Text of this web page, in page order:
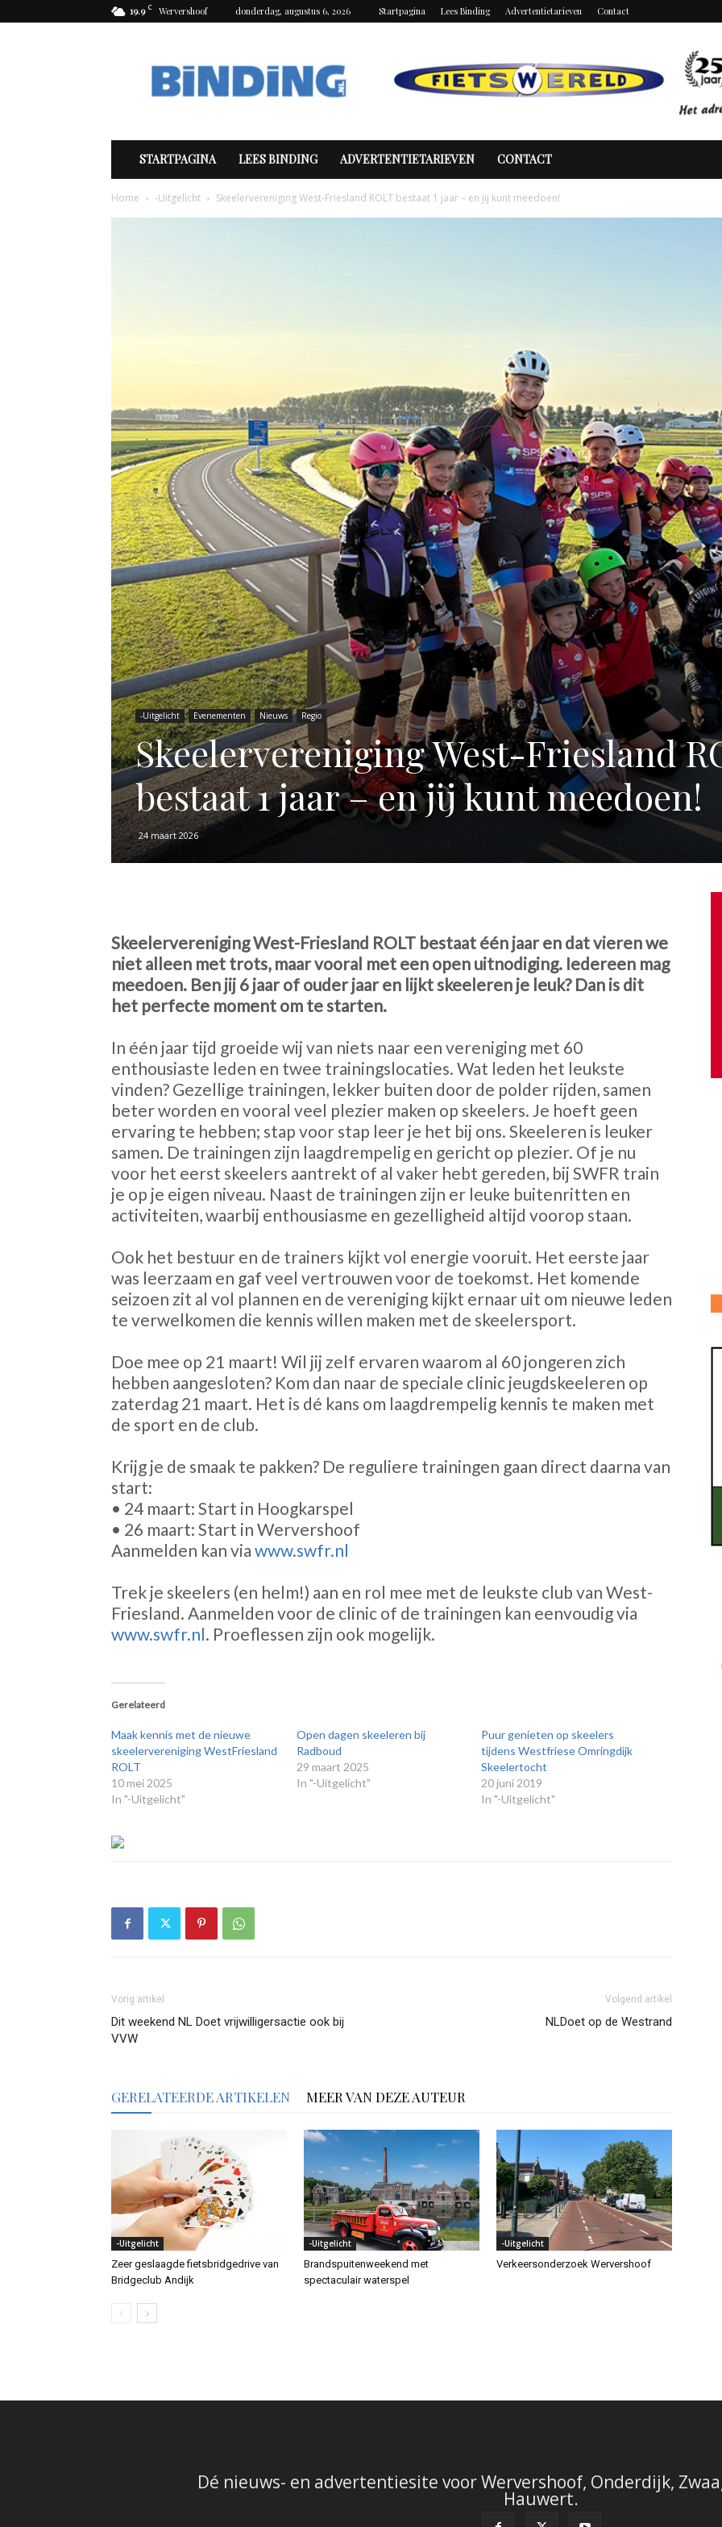
19.9 C Wervershoof donderdag, augustus 6, 2026 Startpagina Lees Binding Advertentietarieven Contact
STARTPAGINA LEES BINDING ADVERTENTIETARIEVEN CONTACT
Home -Uitgelicht Skeelervereniging West-Friesland ROLT bestaat 1 jaar – en jij kunt meedoen!
-Uitgelicht Evenementen Nieuws Regio
Skeelervereniging West-Friesland
bestaat 1 jaar – en jij kunt meedoen!
24 maart 2026
Skeelervereniging West-Friesland ROLT bestaat één jaar en dat vieren we
niet alleen met trots, maar vooral met een open uitnodiging. Iedereen mag
meedoen. Ben jij 6 jaar of ouder jaar en lijkt skeeleren je leuk? Dan is dit
het perfecte moment om te starten.
In één jaar tijd groeide wij van niets naar een vereniging met 60
enthousiaste leden en twee trainingslocaties. Wat leden het leukste
vinden? Gezellige trainingen, lekker buiten door de polder rijden, samen
beter worden en vooral veel plezier maken op skeelers. Je hoeft geen
ervaring te hebben; stap voor stap leer je het bij ons. Skeeleren is leuker
samen. De trainingen zijn laagdrempelig en gericht op plezier. Of je nu
voor het eerst skeelers aantrekt of al vaker hebt gereden, bij SWFR train
je op je eigen niveau. Naast de trainingen zijn er leuke buitenritten en
activiteiten, waarbij enthousiasme en gezelligheid altijd voorop staan.
Ook het bestuur en de trainers kijkt vol energie vooruit. Het eerste jaar
was leerzaam en gaf veel vertrouwen voor de toekomst. Het komende
seizoen zit al vol plannen en de vereniging kijkt ernaar uit om nieuwe leden
te verwelkomen die kennis willen maken met de skeelersport.
Doe mee op 21 maart! Wil jij zelf ervaren waarom al 60 jongeren zich
hebben aangesloten? Kom dan naar de speciale clinic jeugdskeeleren op
zaterdag 21 maart. Het is dé kans om laagdrempelig kennis te maken met
de sport en de club.
Krijg je de smaak te pakken? De reguliere trainingen gaan direct daarna van
start:
• 24 maart: Start in Hoogkarspel
• 26 maart: Start in Wervershoof
Aanmelden kan via www.swfr.nl
Trek je skeelers (en helm!) aan en rol mee met de leukste club van West-
Friesland. Aanmelden voor de clinic of de trainingen kan eenvoudig via
www.swfr.nl. Proeflessen zijn ook mogelijk.
Gerelateerd
Maak kennis met de nieuwe
skeelervereniging WestFriesland
ROLT
10 mei 2025
In "-Uitgelicht"
Open dagen skeeleren bij
Radboud
29 maart 2025
In "-Uitgelicht"
Puur genieten op skeelers
tijdens Westfriese Omringdijk
Skeelertocht
20 juni 2019
In "-Uitgelicht"
Vorig artikel
Dit weekend NL Doet vrijwilligersactie ook bij
VVW
Volgend artikel
NLDoet op de Westrand
GERELATEERDE ARTIKELEN MEER VAN DEZE AUTEUR
-Uitgelicht
Zeer geslaagde fietsbridgedrive van
Bridgeclub Andijk
-Uitgelicht
Brandspuitenweekend met
spectaculair waterspel
-Uitgelicht
Verkeersonderzoek Wervershoof
Dé nieuws- en advertentiesite voor Wervershoof, Onderdijk,
Hauwert.